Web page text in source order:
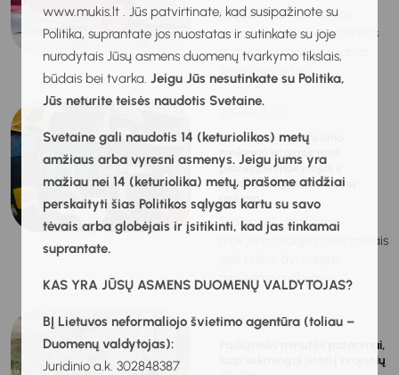
www.mukis.lt . Jūs patvirtinate, kad susipažinote su
Politika, suprantate jos nuostatas ir sutinkate su joje
nurodytais Jūsų asmens duomenų tvarkymo tikslais,
būdais bei tvarka. Jeigu Jūs nesutinkate su Politika,
Jūs neturite teisės naudotis Svetaine.
Svetaine gali naudotis 14 (keturiolikos) metų
amžiaus arba vyresni asmenys. Jeigu jums yra
mažiau nei 14 (keturiolika) metų, prašome atidžiai
perskaityti šias Politikos sąlygas kartu su savo
tėvais arba globėjais ir įsitikinti, kad jas tinkamai
suprantate.
KAS YRA JŪSŲ ASMENS DUOMENŲ VALDYTOJAS?
BĮ Lietuvos neformaliojo švietimo agentūra (toliau –
Duomenų valdytojas):
Juridinio a.k. 302848387
Druskininkai ir Birštonas
skiriasi dydžiu, bet panašūs
stabilia ir prognozuojama
situacija darbo...
Nuo rugsėjo profesinio
mokymo įstaigos ruoš
profesijos mokytojus ir
aplinkosaugos duomenų
rinkimo...
Stojantieji į profesinio
mokymo įstaigas šiais metais
profesinio mokymo...
2026-07-21
Paskutinės minutės patarimai,
kaip sėkmingai įstoti į svajonių